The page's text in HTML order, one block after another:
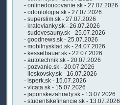
- onlinedoucovanie.sk - 27.07.2026
- odontologia.sk - 27.07.2026
- superslim.sk - 27.07.2026
- kralovianky.sk - 26.07.2026
- sudovesauny.sk - 25.07.2026
- goodnews.sk - 25.07.2026
- mobilnysklad.sk - 24.07.2026
- kesselbauer.sk - 22.07.2026
- autotechnik.sk - 20.07.2026
- pozvanie.sk - 20.07.2026
- lieskovsky.sk - 16.07.2026
- isperk.sk - 15.07.2026
- vlcata.sk - 15.07.2026
- japonskezahrady.sk - 13.07.2026
- studentskefinancie.sk - 13.07.2026